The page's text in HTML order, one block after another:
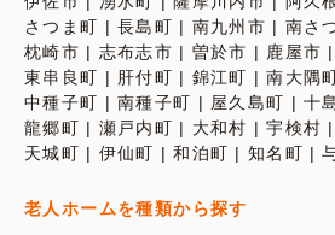
さつま町
長島町 南九州市 南さ
枕崎市
志布志市 曽於市 鹿屋市
東串良町
肝付町 錦江町 南大隅
中種子町
南種子町 屋久島町 十
龍郷町
瀬戸内町 大和村 宇検村
天城町
伊仙町 和泊町 知名町
老人ホームを種類から探す